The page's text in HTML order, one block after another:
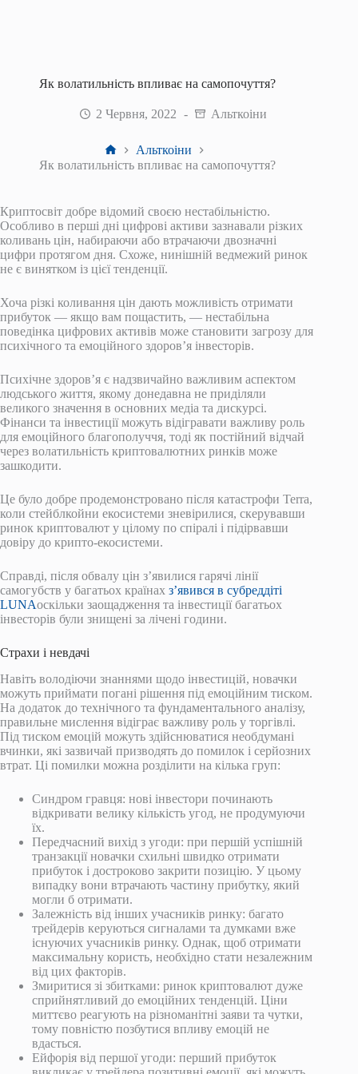
Як волатильність впливає на самопочуття?
2 Червня, 2022 Альткоіни
ГоловнаАльткоіни
Як волатильність впливає на самопочуття?
Криптосвіт добре відомий своєю нестабільністю.
Особливо в перші дні цифрові активи зазнавали різких
коливань цін, набираючи або втрачаючи двозначні
цифри протягом дня. Схоже, нинішній ведмежий ринок
не є винятком із цієї тенденції.
Хоча різкі коливання цін дають можливість отримати
прибуток — якщо вам пощастить, — нестабільна
поведінка цифрових активів може становити загрозу для
психічного та емоційного здоров’я інвесторів.
Психічне здоров’я є надзвичайно важливим аспектом
людського життя, якому донедавна не приділяли
великого значення в основних медіа та дискурсі.
Фінанси та інвестиції можуть відігравати важливу роль
для емоційного благополуччя, тоді як постійний відчай
через волатильність криптовалютних ринків може
зашкодити.
Це було добре продемонстровано після катастрофи Terra,
коли стейблкойни екосистеми зневірилися, скерувавши
ринок криптовалют у цілому по спіралі і підірвавши
довіру до крипто-екосистеми.
Справді, після обвалу цін з’явилися гарячі лінії
самогубств у багатьох країнах з’явився в субреддіті
LUNAоскільки заощадження та інвестиції багатьох
інвесторів були знищені за лічені години.
Страхи і невдачі
Навіть володіючи знаннями щодо інвестицій, новачки
можуть приймати погані рішення під емоційним тиском.
На додаток до технічного та фундаментального аналізу,
правильне мислення відіграє важливу роль у торгівлі.
Під тиском емоцій можуть здійснюватися необдумані
вчинки, які зазвичай призводять до помилок і серйозних
втрат. Ці помилки можна розділити на кілька груп:
Синдром гравця: нові інвестори починають
відкривати велику кількість угод, не продумуючи
їх.
Передчасний вихід з угоди: при першій успішній
транзакції новачки схильні швидко отримати
прибуток і достроково закрити позицію. У цьому
випадку вони втрачають частину прибутку, який
могли б отримати.
Залежність від інших учасників ринку: багато
трейдерів керуються сигналами та думками вже
існуючих учасників ринку. Однак, щоб отримати
максимальну користь, необхідно стати незалежним
від цих факторів.
Змиритися зі збитками: ринок криптовалют дуже
сприйнятливий до емоційних тенденцій. Ціни
миттєво реагують на різноманітні заяви та чутки,
тому повністю позбутися впливу емоцій не
вдасться.
Ейфорія від першої угоди: перший прибуток